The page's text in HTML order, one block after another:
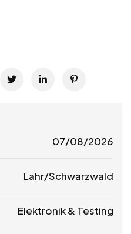
07/08/2026
Lahr/Schwarzwald
Elektronik & Testing